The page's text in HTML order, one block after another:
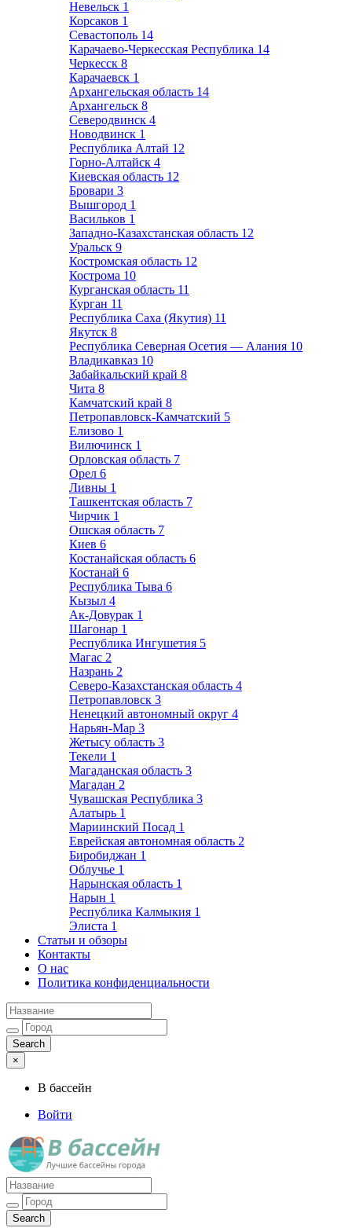
Невельск 1
Корсаков 1
Севастополь 14
Карачаево-Черкесская Республика 14
Черкесск 8
Карачаевск 1
Архангельская область 14
Архангельск 8
Северодвинск 4
Новодвинск 1
Республика Алтай 12
Горно-Алтайск 4
Киевская область 12
Бровари 3
Вышгород 1
Васильков 1
Западно-Казахстанская область 12
Уральск 9
Костромская область 12
Кострома 10
Курганская область 11
Курган 11
Республика Саха (Якутия) 11
Якутск 8
Республика Северная Осетия — Алания 10
Владикавказ 10
Забайкальский край 8
Чита 8
Камчатский край 8
Петропавловск-Камчатский 5
Елизово 1
Вилючинск 1
Орловская область 7
Орел 6
Ливны 1
Ташкентская область 7
Чирчик 1
Ошская область 7
Киев 6
Костанайская область 6
Костанай 6
Республика Тыва 6
Кызыл 4
Ак-Довурак 1
Шагонар 1
Республика Ингушетия 5
Магас 2
Назрань 2
Северо-Казахстанская область 4
Петропавловск 3
Ненецкий автономный округ 4
Нарьян-Мар 3
Жетысу область 3
Текели 1
Магаданская область 3
Магадан 2
Чувашская Республика 3
Алатырь 1
Мариинский Посад 1
Еврейская автономная область 2
Биробиджан 1
Облучье 1
Нарынская область 1
Нарын 1
Республика Калмыкия 1
Элиста 1
Статьи и обзоры
Контакты
О нас
Политика конфиденциальности
×
В бассейн
Войти
Лучшие бассейны города